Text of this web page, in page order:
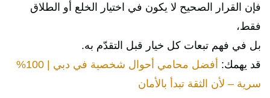
فإن القرار الصحيح لا يكون في اختيار الخلع أو الطلاق
فقط،
بل في فهم تبعات كل خيار قبل التقدّم به.
قد يهمك:
أفضل محامي أحوال شخصية في دبي | 100%
سرية – لأن الثقة تبدأ بالأمان